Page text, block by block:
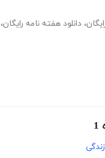
، دانلود هفته نامه رایگان،